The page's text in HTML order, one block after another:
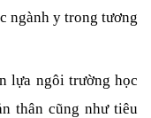
ngành y trong tương
lựa ngôi trường học
thân cũng như tiêu